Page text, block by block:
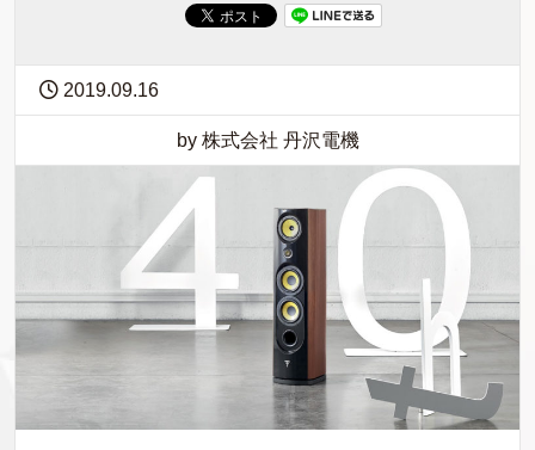
2019.09.16
by 株式会社 丹沢電機